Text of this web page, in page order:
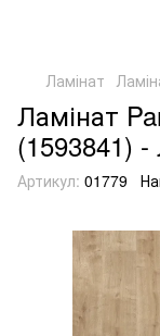
Ламінат
Ламінат
(1593841) -
Артикул: 01779